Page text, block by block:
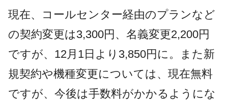
現在、コールセンター経由のプランなど
の契約変更は3,300円、名義変更2,200円
ですが、12月1日より3,850円に。また新
規契約や機種変更については、現在無料
ですが、今後は手数料がかかるようにな